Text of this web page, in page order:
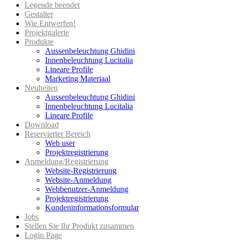
Legende beendet
Gestalter
Wie Entwerfen!
Projektgalerie
Produkte
Aussenbeleuchtung Ghidini
Innenbeleuchtung Lucitalia
Lineare Profile
Marketing Materiaal
Neuheiten
Aussenbeleuchtung Ghidini
Innenbeleuchtung Lucitalia
Lineare Profile
Download
Reservierter Bereich
Web user
Projektregistrierung
Anmeldung/Registrierung
Website-Registrierung
Website-Anmeldung
Webbenutzer-Anmeldung
Projektregistrierung
Kundeninformationsformular
Jobs
Stellen Sie Ihr Produkt zusammen
Login Page